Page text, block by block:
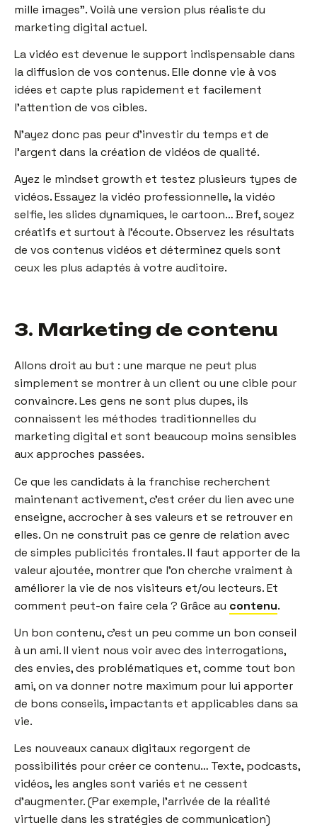
mille images”. Voilà une version plus réaliste du
marketing digital actuel.
La vidéo est devenue le support indispensable dans
la diffusion de vos contenus. Elle donne vie à vos
idées et capte plus rapidement et facilement
l’attention de vos cibles.
N’ayez donc pas peur d’investir du temps et de
l’argent dans la création de vidéos de qualité.
Ayez le mindset growth et testez plusieurs types de
vidéos. Essayez la vidéo professionnelle, la vidéo
selfie, les slides dynamiques, le cartoon… Bref, soyez
créatifs et surtout à l’écoute. Observez les résultats
de vos contenus vidéos et déterminez quels sont
ceux les plus adaptés à votre auditoire.
3. Marketing de contenu
Allons droit au but : une marque ne peut plus
simplement se montrer à un client ou une cible pour
convaincre. Les gens ne sont plus dupes, ils
connaissent les méthodes traditionnelles du
marketing digital et sont beaucoup moins sensibles
aux approches passées.
Ce que les candidats à la franchise recherchent
maintenant activement, c’est créer du lien avec une
enseigne, accrocher à ses valeurs et se retrouver en
elles. On ne construit pas ce genre de relation avec
de simples publicités frontales. Il faut apporter de la
valeur ajoutée, montrer que l’on cherche vraiment à
améliorer la vie de nos visiteurs et/ou lecteurs. Et
comment peut-on faire cela ? Grâce au contenu.
Un bon contenu, c’est un peu comme un bon conseil
à un ami. Il vient nous voir avec des interrogations,
des envies, des problématiques et, comme tout bon
ami, on va donner notre maximum pour lui apporter
de bons conseils, impactants et applicables dans sa
vie.
Les nouveaux canaux digitaux regorgent de
possibilités pour créer ce contenu… Texte, podcasts,
vidéos, les angles sont variés et ne cessent
d’augmenter. (Par exemple, l’arrivée de la réalité
virtuelle dans les stratégies de communication)